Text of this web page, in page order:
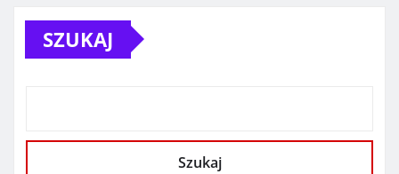
SZUKAJ
Szukaj